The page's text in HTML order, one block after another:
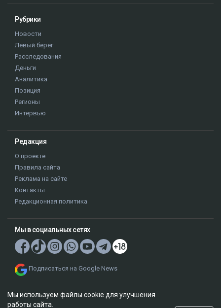
Рубрики
Новости
Левый берег
Расследования
Деньги
Аналитика
Позиция
Регионы
Интервью
Редакция
О проекте
Правила сайта
Реклама на сайте
Контакты
Редакционная политика
Мы в социальных сетях
Подписаться на Google News
Мы используем файлы cookie для улучшения
работы сайта.